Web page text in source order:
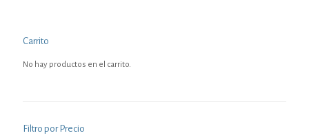
Carrito
No hay productos en el carrito.
Filtro por Precio